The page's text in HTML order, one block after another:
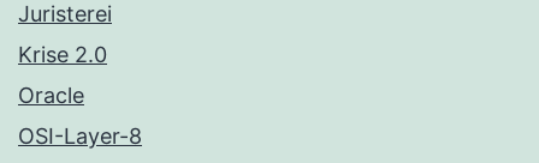
Juristerei
Krise 2.0
Oracle
OSI-Layer-8